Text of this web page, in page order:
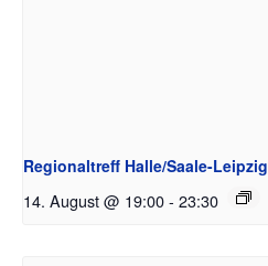
Regionaltreff Halle/Saale-Leipzig
14. August @ 19:00- 23:30